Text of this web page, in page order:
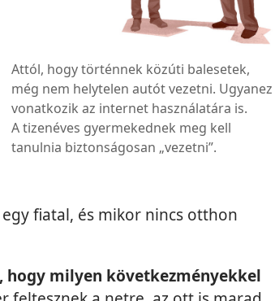
Attól, hogy történnek közúti balesetek,
még nem helytelen autót vezetni. Ugyanez
vonatkozik az internet használatára is.
A tizenéves gyermekednek meg kell
tanulnia biztonságosan „vezetni”.
fiatal, és mikor nincs otthon
milyen következményekkel